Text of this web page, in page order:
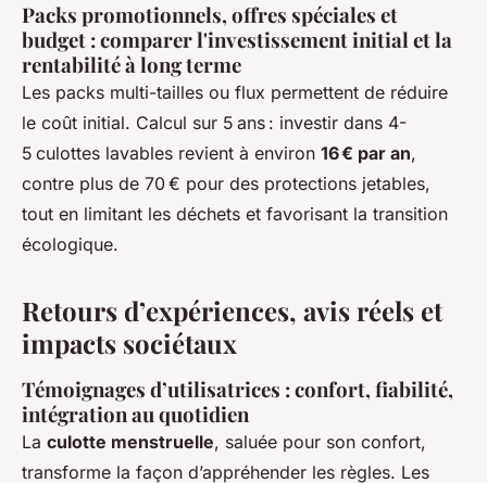
Packs promotionnels, offres spéciales et
budget : comparer l'investissement initial et la
rentabilité à long terme
Les packs multi-tailles ou flux permettent de réduire
le coût initial. Calcul sur 5 ans : investir dans 4-
5 culottes lavables revient à environ 16 € par an,
contre plus de 70 € pour des protections jetables,
tout en limitant les déchets et favorisant la transition
écologique.
Retours d’expériences, avis réels et
impacts sociétaux
Témoignages d’utilisatrices : confort, fiabilité,
intégration au quotidien
La culotte menstruelle, saluée pour son confort,
transforme la façon d’appréhender les règles. Les